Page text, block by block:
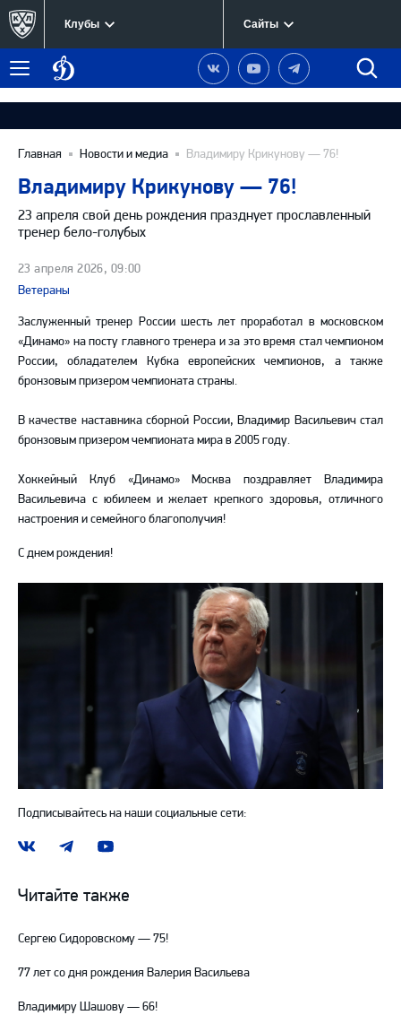
Клубы Сайты
Меню
Динамо
Москва
Наша
группа
Вконтакте
Наш
канал
YouTube
Наш
канал
Telegram
Главная Новости и медиа Владимиру Крикунову — 76!
Владимиру Крикунову — 76!
23 апреля свой день рождения празднует прославленный
тренер бело-голубых
23 апреля 2026, 09:00
Ветераны
Заслуженный тренер России шесть лет проработал в московском
«Динамо» на посту главного тренера и за это время стал чемпионом
России, обладателем Кубка европейских чемпионов, а также
бронзовым призером чемпионата страны.
В качестве наставника сборной России, Владимир Васильевич стал
бронзовым призером чемпионата мира в 2005 году.
Хоккейный Клуб «Динамо» Москва поздравляет Владимира
Васильевича с юбилеем и желает крепкого здоровья, отличного
настроения и семейного благополучия!
С днем рождения!
Подписывайтесь на наши социальные сети:
Наша
ВКонтакте
Наш
в
Telegram
Наш
YouTube
Читайте также
Сергею Сидоровскому — 75!
77 лет со дня рождения Валерия Васильева
Владимиру Шашову — 66!